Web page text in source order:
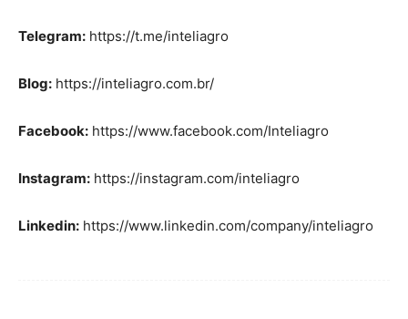
Telegram: https://t.me/inteliagro
Blog: https://inteliagro.com.br/
Facebook: https://www.facebook.com/Inteliagro
Instagram: https://instagram.com/inteliagro
Linkedin: https://www.linkedin.com/company/inteliagro